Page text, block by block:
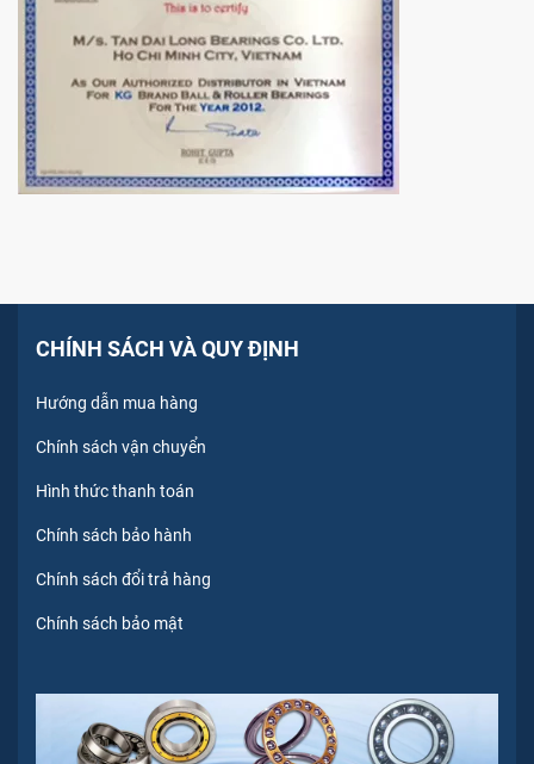
CHÍNH SÁCH VÀ QUY ĐỊNH
Hướng dẫn mua hàng
Chính sách vận chuyển
Hình thức thanh toán
Chính sách bảo hành
Chính sách đổi trả hàng
Chính sách bảo mật